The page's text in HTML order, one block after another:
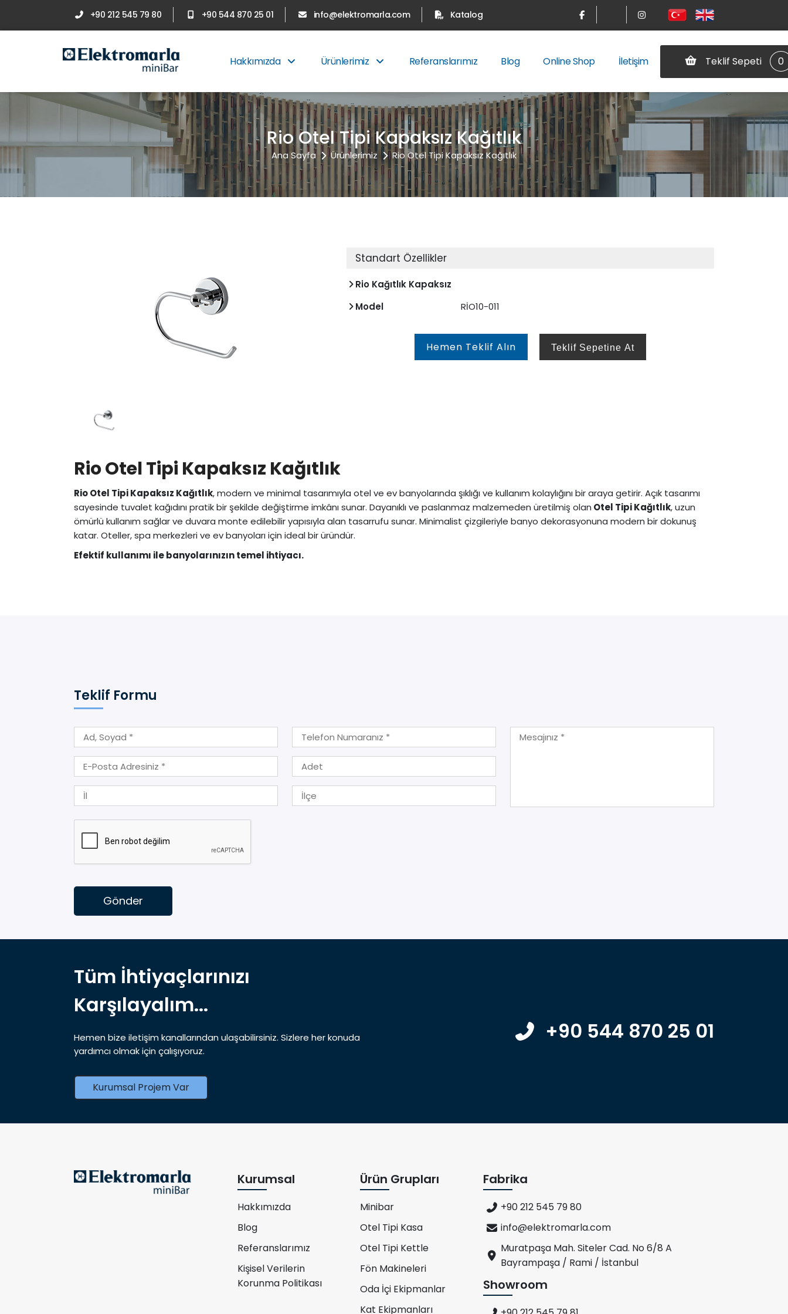
+90 212 545 79 80 +90 544 870 25 01 info@elektromarla.com Katalog
Hakkımızda Ürünlerimiz Referanslarımız Blog Online Shop İletişim Teklif Sepeti 0
Rio Otel Tipi Kapaksız Kağıtlık
Ana Sayfa Ürünlerimiz Rio Otel Tipi Kapaksız Kağıtlık
Standart Özellikler
Rio Kağıtlık Kapaksız
Model
RİO10-011
Hemen Teklif Alın Teklif Sepetine At
Rio Otel Tipi Kapaksız Kağıtlık
Rio Otel Tipi Kapaksız Kağıtlık, modern ve minimal tasarımıyla otel ve ev banyolarında şıklığı ve kullanım kolaylığını bir araya getirir. Açık tasarımı
sayesinde tuvalet kağıdını pratik bir şekilde değiştirme imkânı sunar. Dayanıklı ve paslanmaz malzemeden üretilmiş olan Otel Tipi Kağıtlık, uzun
ömürlü kullanım sağlar ve duvara monte edilebilir yapısıyla alan tasarrufu sunar. Minimalist çizgileriyle banyo dekorasyonuna modern bir dokunuş
katar. Oteller, spa merkezleri ve ev banyoları için ideal bir üründür.
Efektif kullanımı ile banyolarınızın temel ihtiyacı.
Teklif Formu
Gönder
Tüm İhtiyaçlarınızı
Karşılayalım...
Hemen bize iletişim kanallarından ulaşabilirsiniz. Sizlere her konuda
yardımcı olmak için çalışıyoruz.
Kurumsal Projem Var
+90 544 870 25 01
Kurumsal
Hakkımızda
Blog
Referanslarımız
Kişisel Verilerin
Korunma Politikası
Ürün Grupları
Minibar
Otel Tipi Kasa
Otel Tipi Kettle
Fön Makineleri
Oda İçi Ekipmanlar
Kat Ekipmanları
Fabrika
+90 212 545 79 80
info@elektromarla.com
Muratpaşa Mah. Siteler Cad. No 6/8 A
Bayrampaşa / Rami / İstanbul
Showroom